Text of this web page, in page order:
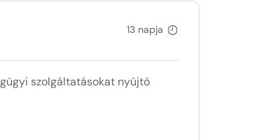
13 napja
szolgáltatásokat nyújtó